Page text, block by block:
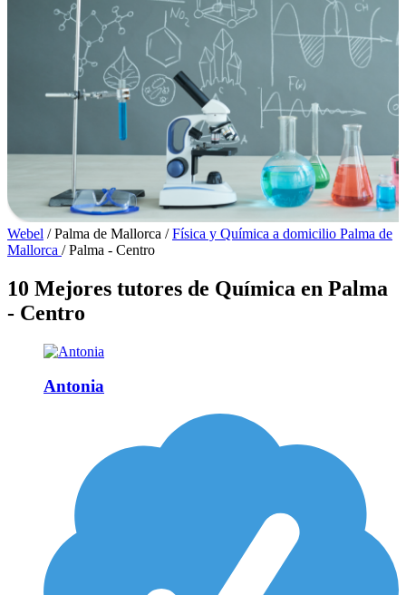
Webel / Palma de Mallorca / Física y Química a domicilio Palma de
Mallorca / Palma - Centro
10 Mejores tutores de Química en Palma
- Centro
Antonia